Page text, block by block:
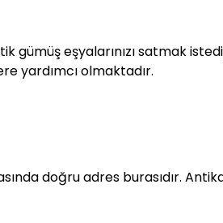
gümüş eşyalarınızı satmak
yardımcı olmaktadır.
doğru adres burasıdır.